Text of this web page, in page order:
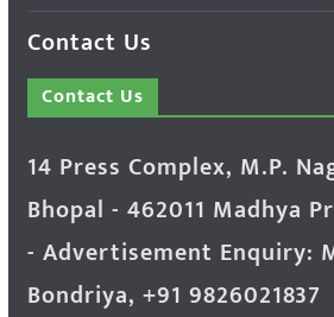
Contact Us
Contact Us
14 Press Complex, M.P.
Bhopal - 462011 Madhya
- Advertisement Enquiry:
Bondriya, +91 9826021837